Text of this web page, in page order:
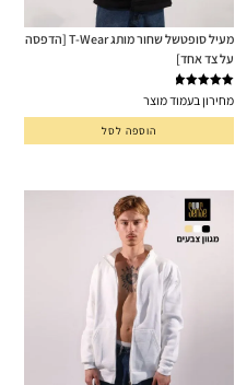
מעיל סופטשל שחור מותג T-Wear [הדפסה
על צד אחד]
דורג5.00
מחירון בעמוד מוצר
הוספה לסל